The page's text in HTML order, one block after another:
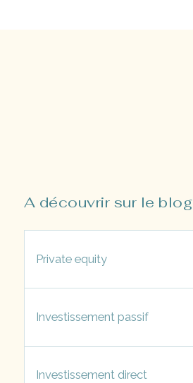
A découvrir sur le blog
Private equity
Investissement passif
Investissement direct